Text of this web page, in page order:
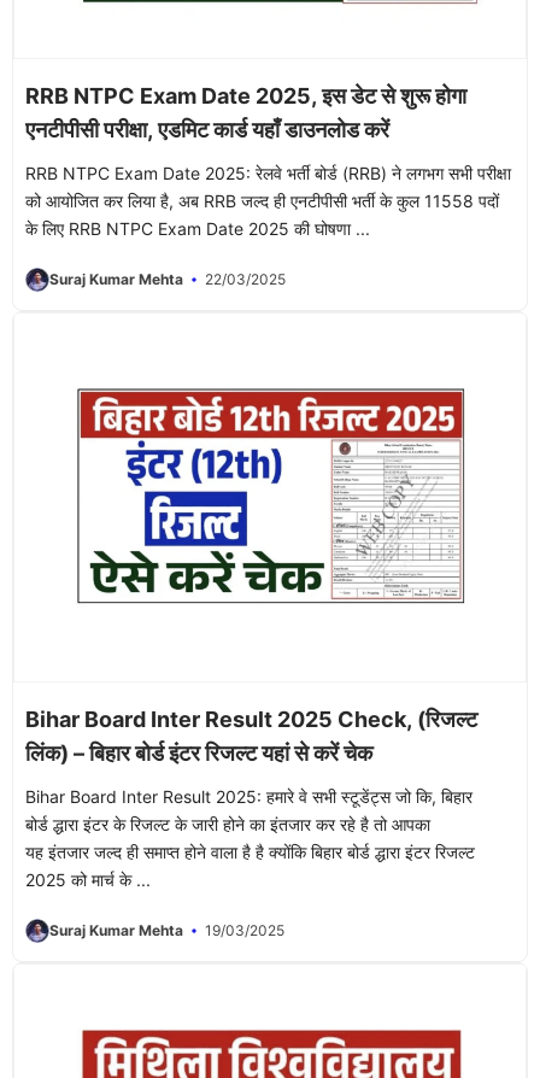
RRB NTPC Exam Date 2025, इस डेट से शुरू होगा
एनटीपीसी परीक्षा, एडमिट कार्ड यहाँ डाउनलोड करें
RRB NTPC Exam Date 2025: रेलवे भर्ती बोर्ड (RRB) ने लगभग सभी परीक्षा
को आयोजित कर लिया है, अब RRB जल्द ही एनटीपीसी भर्ती के कुल 11558 पदों
के लिए RRB NTPC Exam Date 2025 की घोषणा ...
Suraj Kumar Mehta 22/03/2025
Bihar Board Inter Result 2025 Check, (रिजल्ट
लिंक) – बिहार बोर्ड इंटर रिजल्ट यहां से करें चेक
Bihar Board Inter Result 2025: हमारे वे सभी स्टूडेंट्स जो कि, बिहार
बोर्ड द्धारा इंटर के रिजल्ट के जारी होने का इंतजार कर रहे है तो आपका
यह इंतजार जल्द ही समाप्त होने वाला है है क्योंकि बिहार बोर्ड द्धारा इंटर रिजल्ट
2025 को मार्च के ...
Suraj Kumar Mehta 19/03/2025